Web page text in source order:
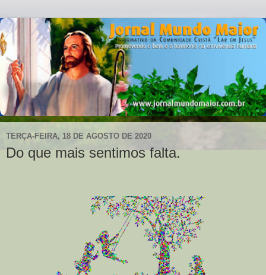
TERÇA-FEIRA, 18 DE AGOSTO DE 2020
Do que mais sentimos falta.